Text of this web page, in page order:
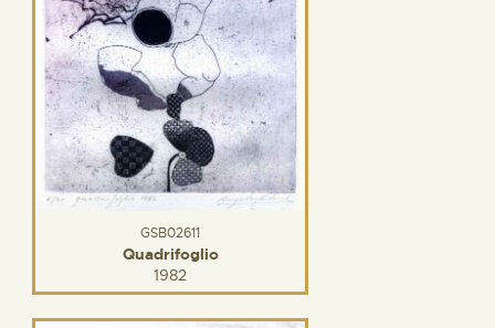
GSB02611
Quadrifoglio
1982